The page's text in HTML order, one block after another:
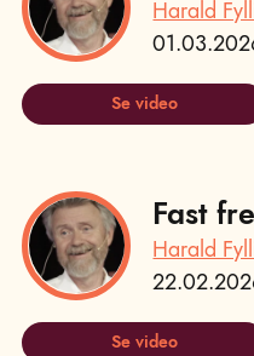
Harald
Se video
Fast
Harald
Se video